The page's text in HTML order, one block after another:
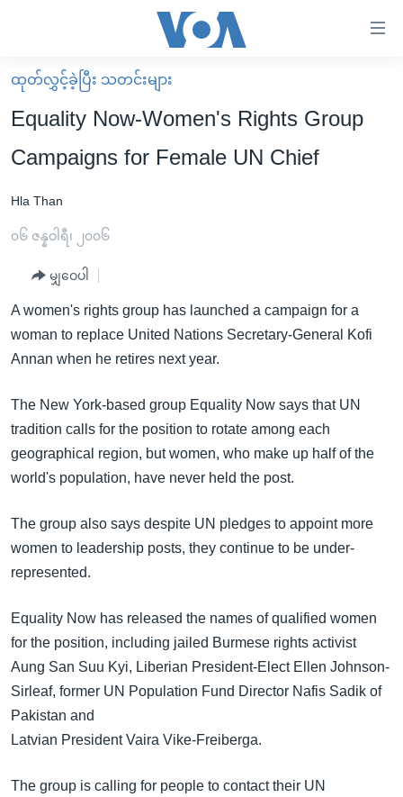
လွယ်ကူ
စေ
သည့်
များ
ပင်မ
ကျော်
ကြည့်
ရန်
ညွန်း
စာမျက်နှာ
သို့
ကြည့်
ရန်
ရှာဖွေ
နေရာ
သို့
ကျော်
ရန်
မူလစာမျက်နှာ
မြန်မာ
ကမ္ဘာ့သတင်းများ
အမေရိကန်
အစ္စရေး-ပါလက်စတိုင်း
သတင်းလွတ်လပ်ခွင့်
အင်္ဂလိပ်စာလေ့လာမယ်
အမေရိကန်သုံးအီဒီယံ
မကြေးမုံရဲ့ အင်္ဂလိပ်စာ
အပတ်စဉ်ကဏ္ဍများ
ရေဒီယို
ရေဒီယိုနှင့်ရုပ်သံ အချက်အလက်များ
Learning English
ဗွီအိုအေ လူမှုကွန်ယက်များ
ဘာသာစကားများ
ထုတ်လွှင့်ခဲ့ပြီး သတင်းများ
Equality Now-Women's Rights Group
Campaigns for Female UN Chief
Hla Than
၀၆ ဇန္နဝါရီ၊ ၂၀၀၆
မျှဝေပါ
A women's rights group has launched a campaign for a
woman to replace United Nations Secretary-General Kofi
Annan when he retires next year.
The New York-based group Equality Now says that UN
tradition calls for the position to rotate among each
geographical region, but women, who make up half of the
world's population, have never held the post.
The group also says despite UN pledges to appoint more
women to leadership posts, they continue to be under-
represented.
Equality Now has released the names of qualified women
for the position, including jailed Burmese rights activist
Aung San Suu Kyi, Liberian President-Elect Ellen Johnson-
Sirleaf, former UN Population Fund Director Nafis Sadik of
Pakistan and
Latvian President Vaira Vike-Freiberga.
The group is calling for people to contact their UN